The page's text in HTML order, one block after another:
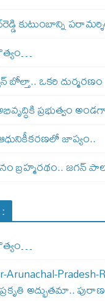
కుటుంబాన్ని
బోల్తా.. ఒకరి దుర్మరణం
ప్రభుత్వం
జాప్యం..
బ్రహ్మరథం.. జగన్‌
Arunachal-Pradesh-
అద్భుతమా..